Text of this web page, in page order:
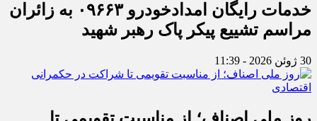
خدمات رایگان امدادخودرو ۰۹۶۶۳ به زائران
مراسم تشییع پیکر پاک رهبر شهید
30 ژوئن 2026 - 11:39